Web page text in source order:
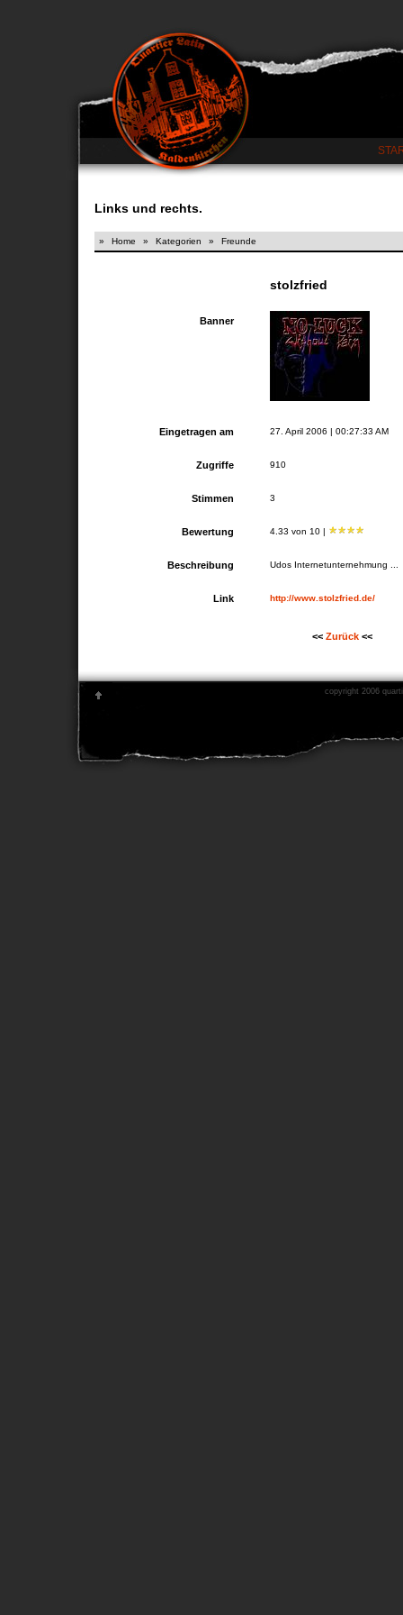
Links und rechts.
» Home » Kategorien » Freunde
stolzfried
Banner
Eingetragen am 27. April 2006 | 00:27:33 AM
Zugriffe 910
Stimmen 3
Bewertung 4.33 von 10 |
Beschreibung Udos Internetunternehmung ...
Link http://www.stolzfried.de/
<< Zurück<<
copyright 2006